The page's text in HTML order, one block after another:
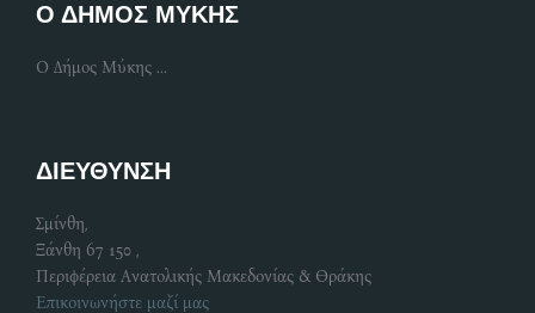
Ο ΔΗΜΟΣ ΜΥΚΗΣ
Ο Δήμος Μύκης ...
ΔΙΕΥΘΥΝΣΗ
Σμίνθη,
Ξάνθη 67 150 ,
Περιφέρεια Ανατολικής Μακεδονίας & Θράκης
Επικοινωνήστε μαζί μας